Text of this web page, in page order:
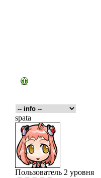
spata
Пользователь 2 уровня